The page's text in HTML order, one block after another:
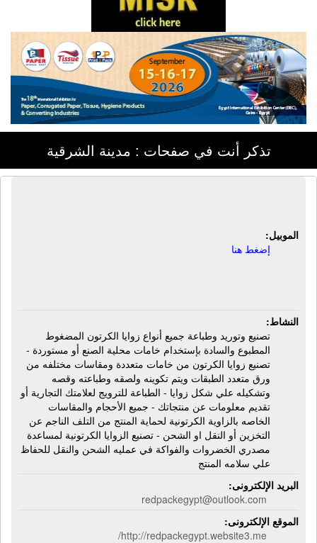
تذكر أنت في صفحات : مدينة الشرقية
الموبيل:
إضغط هنا
النشاط:
تصنيع وتوريد وطباعة جميع أنواع زوايا الكرتون المضغوط
المطبوع والسادة بإستخدام خامات محلية الصنع أو مستوردة -
تصنيع زوايا الكرتون من خامات متعددة ومقاسات مختلفه من
ورق متعدد الطبقات ويتم تكوينه ولصقه وطباعته وقصه
وتشكيله علي شكل زوايا - الطباعة للترويج لعلامتك التجارية أو
تقديم معلومات عن منتجاتك - جميع الأحجام والمقاسات
الخاصه بالزاوية الكرتونية لحماية المنتج من التلف الناجم عن
التخزين أو النقل او الشحن - تصنيع الزوايا الكرتونية لمساعدة
مصدري الخضروات والفواكة في عمليه الشحن والنقل للحفاظ
علي سلامه المنتج
البريد الإلكترونى:
redpackegypt@outlook.com
الموقع الإلكترونى:
http://redpackegypt.website3.me/